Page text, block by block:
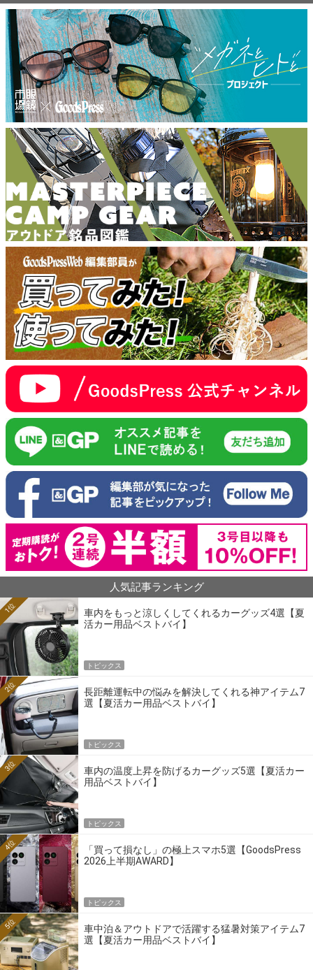
人気記事ランキング
車内をもっと涼しくしてくれるカーグッズ4選【夏
活カー用品ベストバイ】
1位
トピックス
長距離運転中の悩みを解決してくれる神アイテム7
選【夏活カー用品ベストバイ】
2位
トピックス
車内の温度上昇を防げるカーグッズ5選【夏活カー
用品ベストバイ】
3位
トピックス
「買って損なし」の極上スマホ5選【GoodsPress
2026上半期AWARD】
4位
トピックス
車中泊＆アウトドアで活躍する猛暑対策アイテム7
選【夏活カー用品ベストバイ】
5位